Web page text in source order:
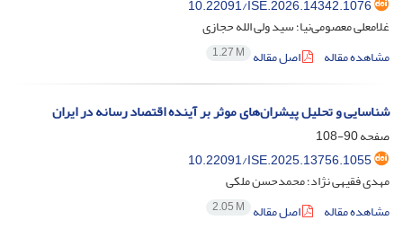
10.22091/ISE.2026.14342.1076
غلامعلی معصومی‌نیا؛ سید ولی الله حجازی
مشاهده مقاله
اصل مقاله 1.27 M
شناسایی و تحلیل پیشران‌های موثر بر آینده اقتصاد رسانه در ایران
صفحه90-108
10.22091/ISE.2025.13756.1055
مهدی فقیهی نژاد؛ محمدحسن ملکی
مشاهده مقاله
اصل مقاله 2.05 M